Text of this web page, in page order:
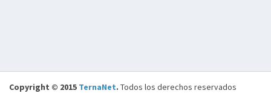
Copyright © 2015 TernaNet. Todos los derechos reservados